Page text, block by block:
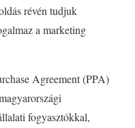
révén tudjuk
a marketing
Agreement (PPA)
fogyasztókkal,